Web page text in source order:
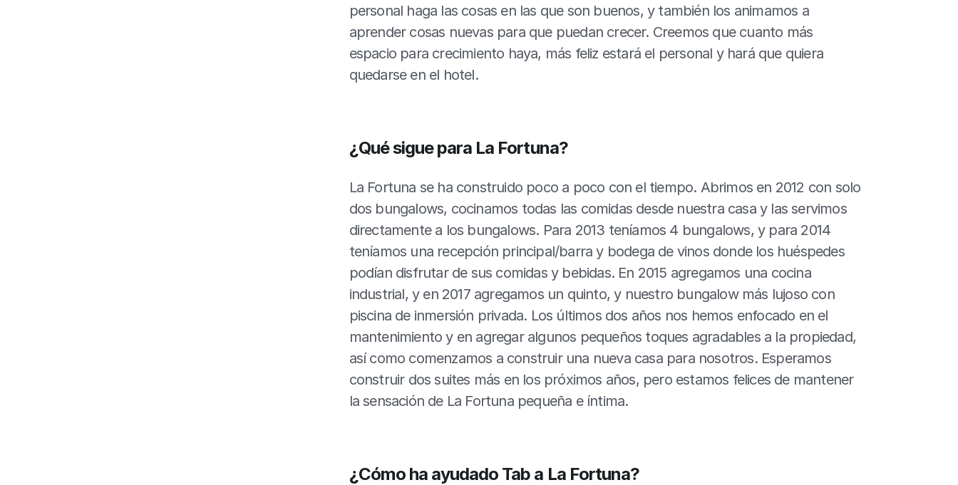
personal haga las cosas en las que son buenos, y también los animamos a
aprender cosas nuevas para que puedan crecer. Creemos que cuanto más
espacio para crecimiento haya, más feliz estará el personal y hará que quiera
quedarse en el hotel.
¿Qué sigue para La Fortuna?
La Fortuna se ha construido poco a poco con el tiempo. Abrimos en 2012 con solo
dos bungalows, cocinamos todas las comidas desde nuestra casa y las servimos
directamente a los bungalows. Para 2013 teníamos 4 bungalows, y para 2014
teníamos una recepción principal/barra y bodega de vinos donde los huéspedes
podían disfrutar de sus comidas y bebidas. En 2015 agregamos una cocina
industrial, y en 2017 agregamos un quinto, y nuestro bungalow más lujoso con
piscina de inmersión privada. Los últimos dos años nos hemos enfocado en el
mantenimiento y en agregar algunos pequeños toques agradables a la propiedad,
así como comenzamos a construir una nueva casa para nosotros. Esperamos
construir dos suites más en los próximos años, pero estamos felices de mantener
la sensación de La Fortuna pequeña e íntima.
¿Cómo ha ayudado Tab a La Fortuna?